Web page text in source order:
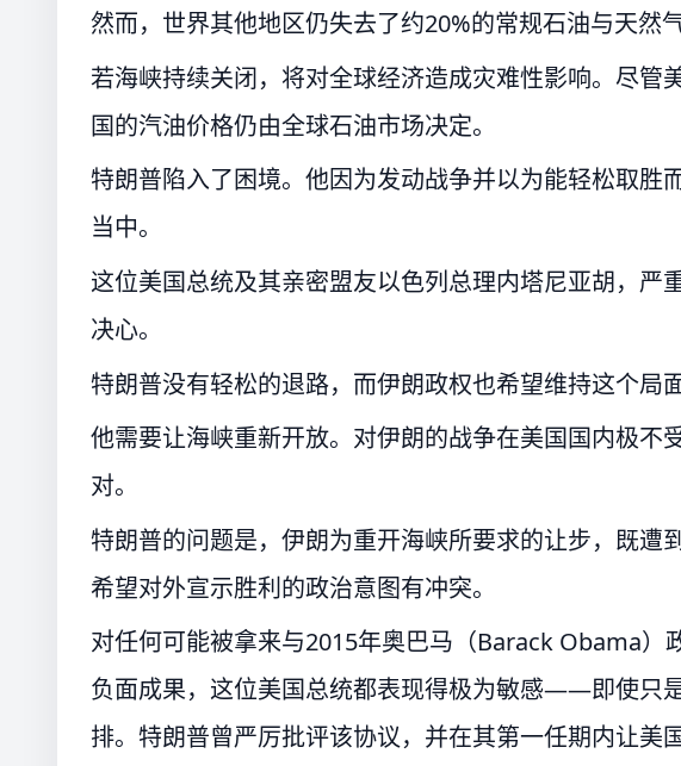
然而，世界其他地区仍失去了约20%的常规石油与天然
若海峡持续关闭，将对全球经济造成灾难性影响。尽管
国的汽油价格仍由全球石油市场决定。
特朗普陷入了困境。他因为发动战争并以为能轻松取胜
当中。
这位美国总统及其亲密盟友以色列总理内塔尼亚胡，严
决心。
特朗普没有轻松的退路，而伊朗政权也希望维持这个局面
他需要让海峡重新开放。对伊朗的战争在美国国内极不
对。
特朗普的问题是，伊朗为重开海峡所要求的让步，既遭
希望对外宣示胜利的政治意图有冲突。
对任何可能被拿来与2015年奥巴马（Barack Obama）
负面成果，这位美国总统都表现得极为敏感——即使只
排。特朗普曾严厉批评该协议，并在其第一任期内让美